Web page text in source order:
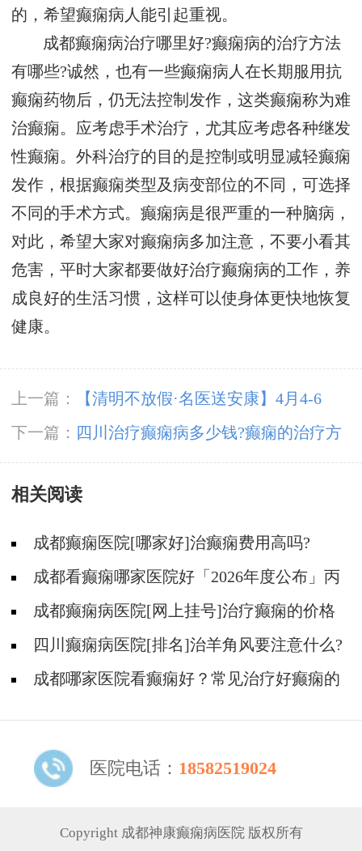
的，希望癫痫病人能引起重视。
成都癫痫病治疗哪里好?癫痫病的治疗方法
有哪些?诚然，也有一些癫痫病人在长期服用抗
癫痫药物后，仍无法控制发作，这类癫痫称为难
治癫痫。应考虑手术治疗，尤其应考虑各种继发
性癫痫。外科治疗的目的是控制或明显减轻癫痫
发作，根据癫痫类型及病变部位的不同，可选择
不同的手术方式。癫痫病是很严重的一种脑病，
对此，希望大家对癫痫病多加注意，不要小看其
危害，平时大家都要做好治疗癫痫病的工作，养
成良好的生活习惯，这样可以使身体更快地恢复
健康。
上一篇：
【清明不放假·名医送安康】4月4-6
日，北京四川专家免费会诊+超万元援助，速领
健康礼遇!
下一篇：
四川治疗癫痫病多少钱?癫痫的治疗方
法有哪些?
相关阅读
成都癫痫医院[哪家好]治癫痫费用高吗?
成都看癫痫哪家医院好「2026年度公布」丙
戊酸钠常见的不良反应有哪些?
成都癫痫病医院[网上挂号]治疗癫痫的价格
是多少?
四川癫痫病医院[排名]治羊角风要注意什么?
成都哪家医院看癫痫好？常见治疗好癫痫的
医院电话： 18582519024
Copyright 成都神康癫痫病医院 版权所有